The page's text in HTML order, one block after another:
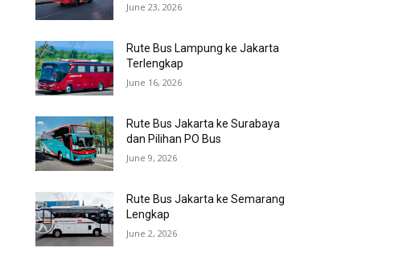
June 23, 2026
Rute Bus Lampung ke Jakarta
Terlengkap
June 16, 2026
Rute Bus Jakarta ke Surabaya
dan Pilihan PO Bus
June 9, 2026
Rute Bus Jakarta ke Semarang
Lengkap
June 2, 2026